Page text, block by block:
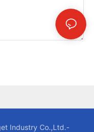
Industry Co.,Ltd.-